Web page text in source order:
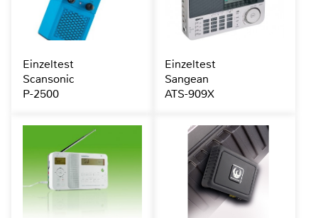
Einzeltest
Scansonic
P-2500
Einzeltest
Sangean
ATS-909X